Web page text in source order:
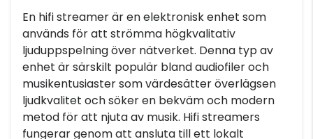
En hifi streamer är en elektronisk enhet som
används för att strömma högkvalitativ
ljuduppspelning över nätverket. Denna typ av
enhet är särskilt populär bland audiofiler och
musikentusiaster som värdesätter överlägsen
ljudkvalitet och söker en bekväm och modern
metod för att njuta av musik. Hifi streamers
fungerar genom att ansluta till ett lokalt